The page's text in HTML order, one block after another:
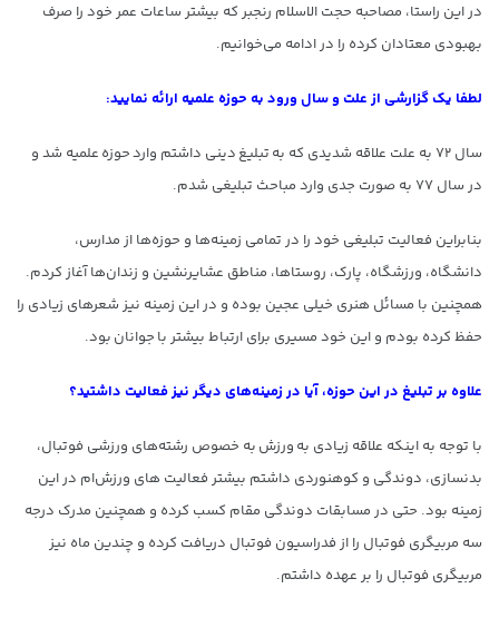
در این راستا، مصاحبه حجت الاسلام رنجبر که بیشتر ساعات عمر خود را صرف
بهبودی معتادان کرده را در ادامه می‌خوانیم.
لطفا یک گزارشی از علت و سال ورود به حوزه علمیه ارائه نمایید:
سال ۷۲ به علت علاقه شدیدی که به‌ تبلیغ دینی داشتم وارد حوزه علمیه شد و
در سال ۷۷ به صورت جدی وارد مباحث تبلیغی شدم.
بنابراین فعالیت تبلیغی خود را در تمامی زمینه‌ها و حوزه‌ها از مدارس،
دانشگاه، ورزشگاه، پارک، روستاها، مناطق عشایرنشین و زندان‌ها آغاز کردم.
همچنین با مسائل هنری خیلی عجین بوده و در این زمینه نیز شعرهای زیادی را
حفظ کرده بودم و این خود مسیری برای ارتباط بیشتر با جوانان بود.
علاوه بر تبلیغ در این حوزه، آیا در زمینه‌های دیگر نیز فعالیت داشتید؟
با توجه به اینکه علاقه زیادی به ورزش به خصوص رشته‌های ورزشی فوتبال،
بدنسازی، دوندگی و کوهنوردی داشتم بیشتر فعالیت های ورزش‌ام در این
زمینه بود. حتی در مسابقات دوندگی مقام کسب کرده و همچنین مدرک درجه
سه مربیگری فوتبال را از فدراسیون فوتبال دریافت کرده و چندین ماه نیز
مربیگری فوتبال را بر عهده داشتم.